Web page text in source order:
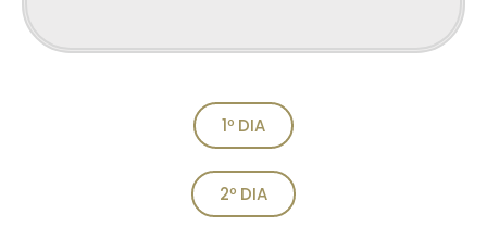
1º DIA
2º DIA